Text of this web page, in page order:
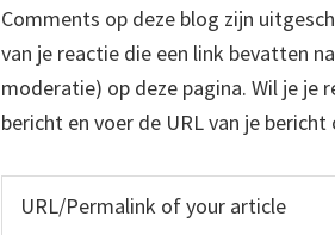
Comments op deze blog zijn
van je reactie die een link bevatten
moderatie) op deze pagina. Wil je
bericht en voer de URL van je bericht